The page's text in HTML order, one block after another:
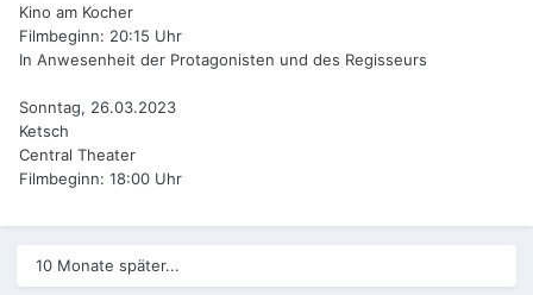
Kino am Kocher
Filmbeginn: 20:15 Uhr
In Anwesenheit der Protagonisten und des Regisseurs
Sonntag, 26.03.2023
Ketsch
Central Theater
Filmbeginn: 18:00 Uhr
10 Monate später...